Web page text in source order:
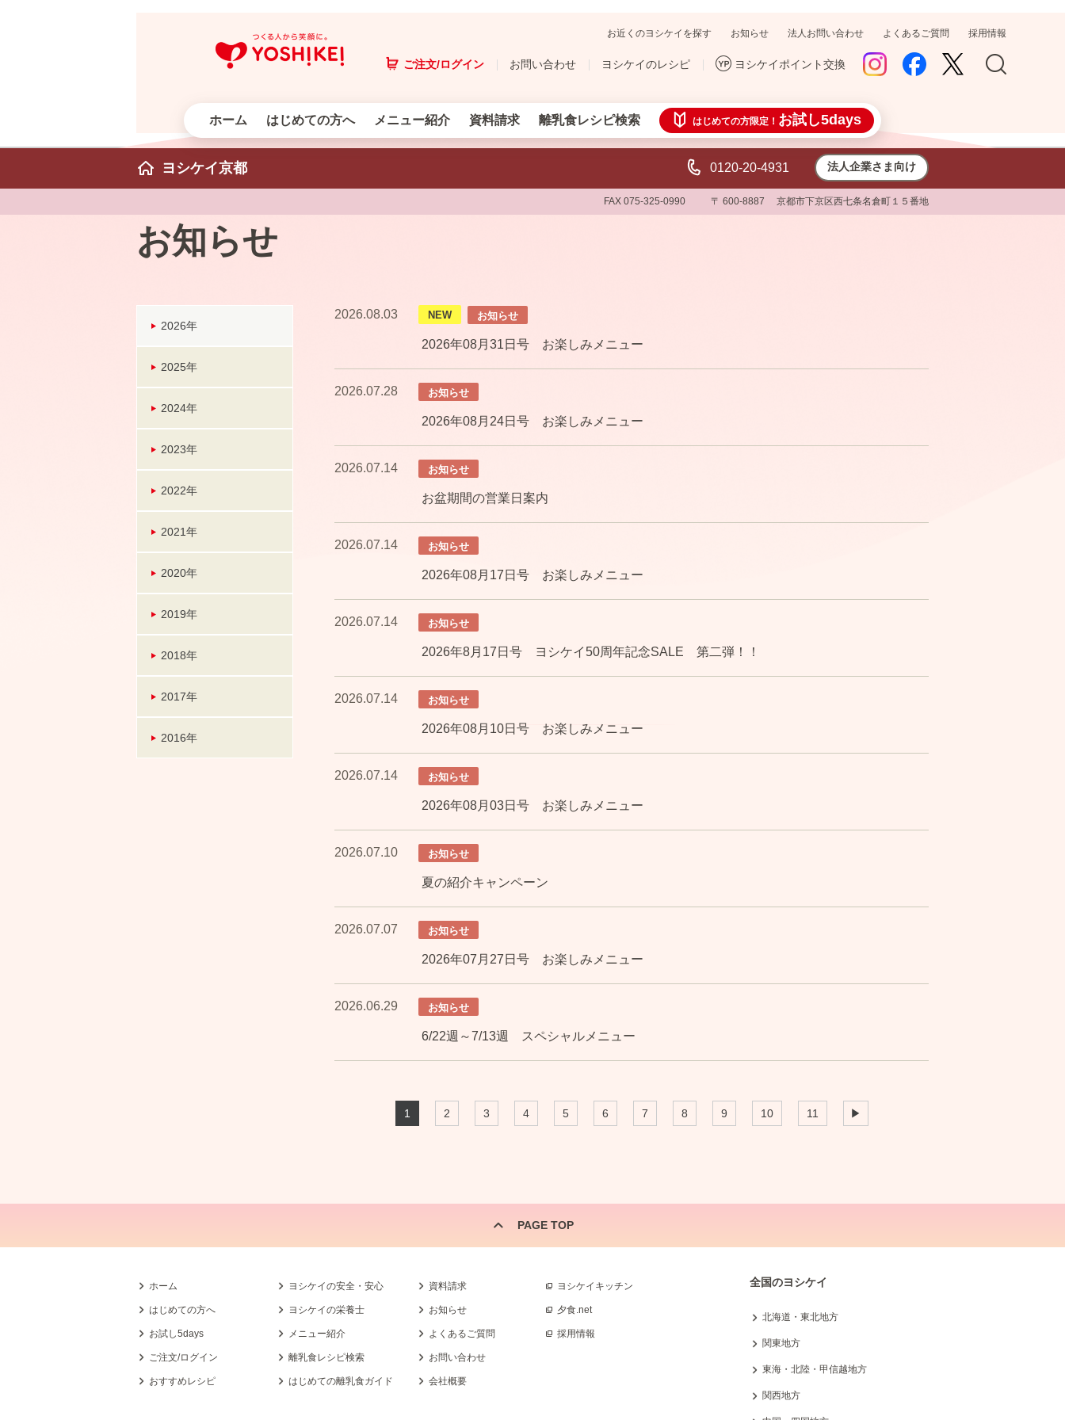
お近くのヨシケイを探す お知らせ 法人お問い合わせ よくあるご質問 採用情報
ご注文/ログイン お問い合わせ ヨシケイのレシピ ヨシケイポイント交換
ホーム はじめての方へ メニュー紹介 資料請求 離乳食レシピ検索 はじめての方限定！ お試し5days
ヨシケイ京都 法人企業さま向け
0120-20-4931
FAX 075-325-0990 〒 600-8887 京都市下京区西七条名倉町１５番地
お知らせ
2026年
2025年
2024年
2023年
2022年
2021年
2020年
2019年
2018年
2017年
2016年
2026.08.03 NEW お知らせ
2026年08月31日号 お楽しみメニュー
2026.07.28 お知らせ
2026年08月24日号 お楽しみメニュー
2026.07.14 お知らせ
お盆期間の営業日案内
2026.07.14 お知らせ
2026年08月17日号 お楽しみメニュー
2026.07.14 お知らせ
2026年8月17日号 ヨシケイ50周年記念SALE 第二弾！！
2026.07.14 お知らせ
2026年08月10日号 お楽しみメニュー
2026.07.14 お知らせ
2026年08月03日号 お楽しみメニュー
2026.07.10 お知らせ
夏の紹介キャンペーン
2026.07.07 お知らせ
2026年07月27日号 お楽しみメニュー
2026.06.29 お知らせ
6/22週～7/13週 スペシャルメニュー
1 2 3 4 5 6 7 8 9 10 11 ▶
PAGE TOP
ホーム
はじめての方へ
お試し5days
ご注文/ログイン
おすすめレシピ
ヨシケイの安全・安心
ヨシケイの栄養士
メニュー紹介
離乳食レシピ検索
はじめての離乳食ガイド
資料請求
お知らせ
よくあるご質問
お問い合わせ
会社概要
ヨシケイキッチン
夕食.net
採用情報
全国のヨシケイ
北海道・東北地方
関東地方
東海・北陸・甲信越地方
関西地方